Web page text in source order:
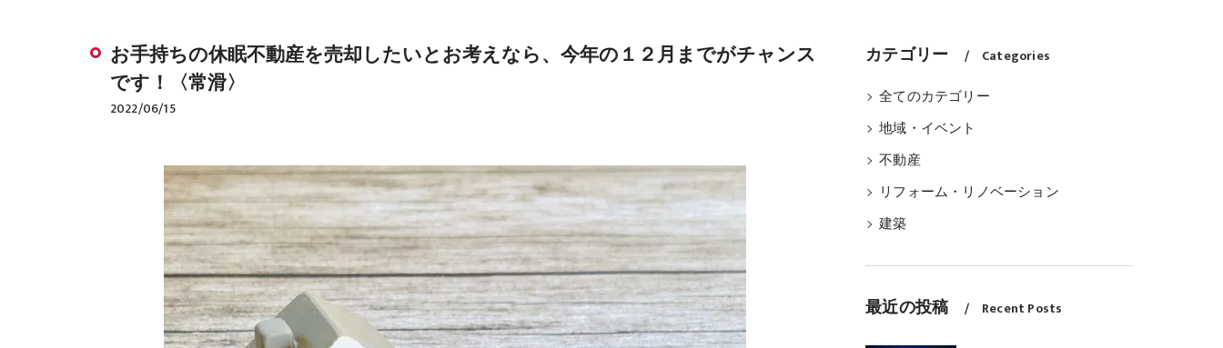
お手持ちの休眠不動産を売却したいとお考えなら、今年の１２月までがチャンス
です！〈常滑〉
2022/06/15
カテゴリー Categories
全てのカテゴリー
地域・イベント
不動産
リフォーム・リノベーション
建築
最近の投稿 Recent Posts